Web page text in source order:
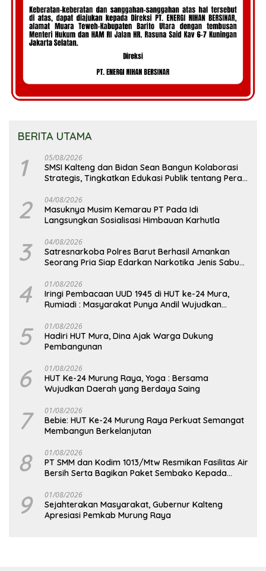
BERITA UTAMA
1 05/08/2026
SMSI Kalteng dan Bidan Sean Bangun Kolaborasi
Strategis, Tingkatkan Edukasi Publik tentang Peran
2 04/08/2026
Masuknya Musim Kemarau PT Pada Idi
Langsungkan Sosialisasi Himbauan Karhutla
3 04/08/2026
Satresnarkoba Polres Barut Berhasil Amankan
Seorang Pria Siap Edarkan Narkotika Jenis Sabu
4 01/08/2026
Iringi Pembacaan UUD 1945 di HUT ke-24 Mura,
Rumiadi : Masyarakat Punya Andil Wujudkan
5 01/08/2026
Hadiri HUT Mura, Dina Ajak Warga Dukung
Pembangunan
6 01/08/2026
HUT Ke-24 Murung Raya, Yoga : Bersama
Wujudkan Daerah yang Berdaya Saing
7 01/08/2026
Bebie: HUT Ke-24 Murung Raya Perkuat Semangat
Membangun Berkelanjutan
8 01/08/2026
PT SMM dan Kodim 1013/Mtw Resmikan Fasilitas Air
Bersih Serta Bagikan Paket Sembako Kepada
9 01/08/2026
Sejahterakan Masyarakat, Gubernur Kalteng
Apresiasi Pemkab Murung Raya